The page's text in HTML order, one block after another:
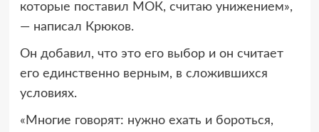
которые поставил МОК, считаю унижением»,
— написал Крюков.
Он добавил, что это его выбор и он считает
его единственно верным, в сложившихся
условиях.
«Многие говорят: нужно ехать и бороться,